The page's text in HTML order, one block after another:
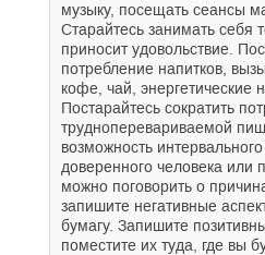
музыку, посещать сеансы
Старайтесь занимать себя
приносит удовольствие.
потребление напитков,
кофе, чай, энергетические
Постарайтесь сократить
трудноперевариваемой
возможность
доверенного человека или
можно поговорить о
запишите негативные
бумагу. Запишите
поместите их туда, где вы